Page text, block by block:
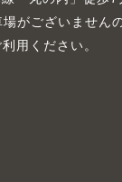
がございません
用ください。